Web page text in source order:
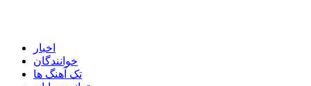
اخبار
خوانندگان
تک آهنگ ها